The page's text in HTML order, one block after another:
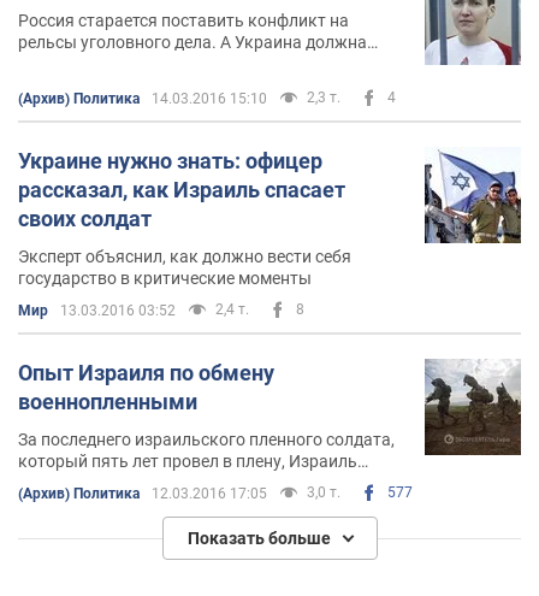
Россия старается поставить конфликт на
рельсы уголовного дела. А Украина должна
статус военнопленного
(Архив) Политика 14.03.2016 15:10 2,3 т. 4
Украине нужно знать: офицер
рассказал, как Израиль спасает
своих солдат
Эксперт объяснил, как должно вести себя
государство в критические моменты
Мир 13.03.2016 03:52 2,4 т. 8
Опыт Израиля по обмену
военнопленными
За последнего израильского пленного солдата,
который пять лет провел в плену, Израиль
выдал 1027 террористов. Подумайте, какая
моральная сила у израильских солдат
(Архив) Политика 12.03.2016 17:05 3,0 т. 577
Показать больше